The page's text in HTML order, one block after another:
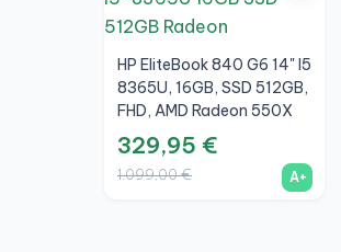
HP EliteBook 840 G6 14" I5
8365U, 16GB, SSD 512GB,
FHD, AMD Radeon 550X
2GB, A+
329,95 €
1.099,00 € A+